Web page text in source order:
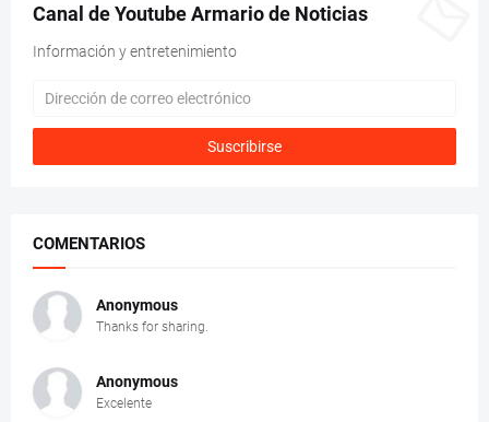
Canal de Youtube Armario de Noticias
Información y entretenimiento
COMENTARIOS
Anonymous
Thanks for sharing.
Anonymous
Excelente